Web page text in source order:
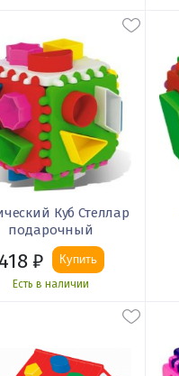
Куб Стеллар
подарочный
₽ Купить
Есть в наличии